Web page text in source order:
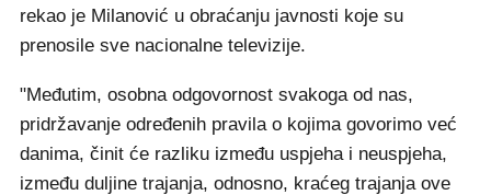
rekao je Milanović u obraćanju javnosti koje su
prenosile sve nacionalne televizije.
"Međutim, osobna odgovornost svakoga od nas,
pridržavanje određenih pravila o kojima govorimo već
danima, činit će razliku između uspjeha i neuspjeha,
između duljine trajanja, odnosno, kraćeg trajanja ove